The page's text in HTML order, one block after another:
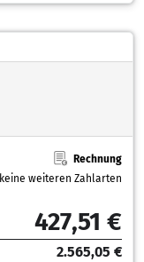
Rechnung
keine weiteren Zahlarten
427,51 €
2.565,05 €